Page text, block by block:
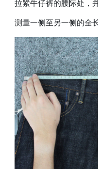
拉紧牛仔裤的腰际处，
测量一侧至另一侧的全